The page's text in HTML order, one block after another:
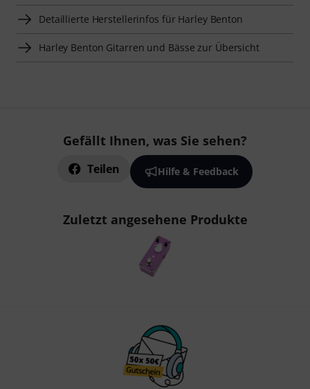
Detaillierte Herstellerinfos für Harley Benton
Harley Benton Gitarren und Bässe zur Übersicht
Gefällt Ihnen, was Sie sehen?
Teilen Hilfe & Feedback
Zuletzt angesehene Produkte